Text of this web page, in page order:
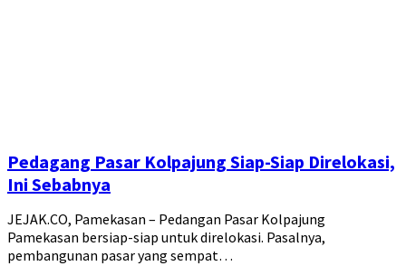
Pedagang Pasar Kolpajung Siap-Siap Direlokasi,
Ini Sebabnya
JEJAK.CO, Pamekasan – Pedangan Pasar Kolpajung
Pamekasan bersiap-siap untuk direlokasi. Pasalnya,
pembangunan pasar yang sempat…